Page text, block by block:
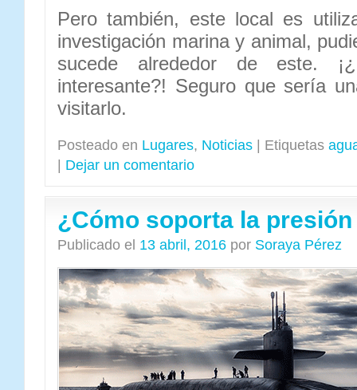
Pero también, este local es
investigación marina y animal,
sucede alrededor de este.
interesante?! Seguro que sería
visitarlo.
Posteado en Lugares, Noticias Etiquetas
Dejar un comentario
¿Cómo soporta la
Publicado el 13 abril, 2016 por Soraya Pérez